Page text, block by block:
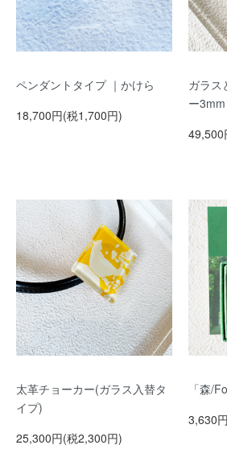
ペンダントタイプ ｜かけら
18,700円(税1,700円)
ガラス
ー
49,500
太革チョーカー(ガラス入替タ
イプ)
25,300円(税2,300円)
「森/
3,630